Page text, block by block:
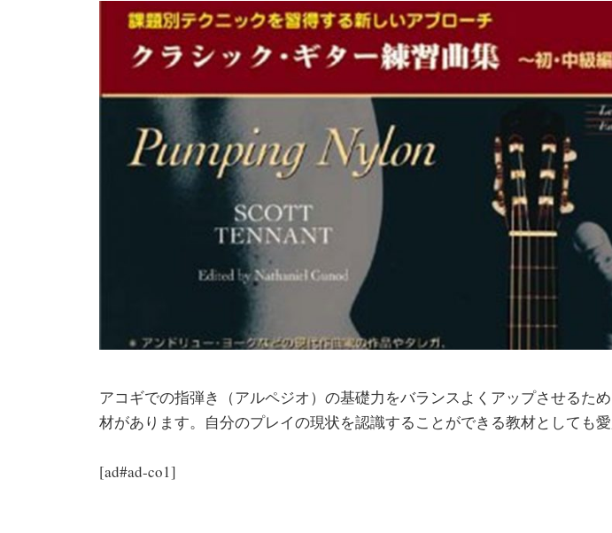
アコギでの指弾き（アルペジオ）の基礎力をバランスよくアップさせるた
材があります。自分のプレイの現状を認識することができる教材としても愛
[ad#ad-co1]